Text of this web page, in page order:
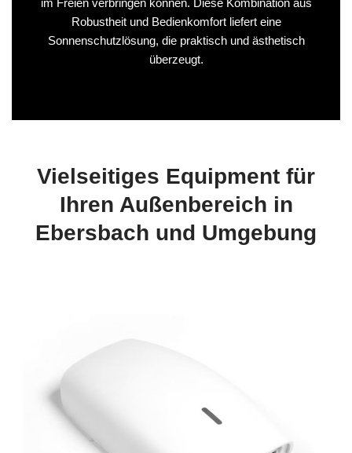
Robustheit und Bedienkomfort liefert eine
Sonnenschutzlösung, die praktisch und ästhetisch
überzeugt.
Vielseitiges Equipment für
Ihren Außenbereich in
Ebersbach und Umgebung